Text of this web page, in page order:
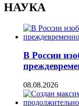
НАУКА
В России
08.08.2026